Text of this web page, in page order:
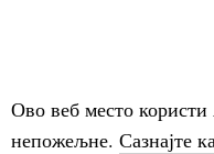
Ово веб место
непожељне. Сазнајте